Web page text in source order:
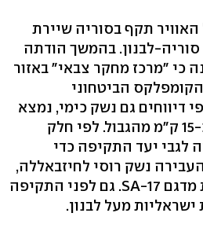
האוויר תקף בסוריה שיירת
סוריה-לבנון. בהמשך הודתה
כי "מרכז מחקר צבאי" באזור
הביטחוני
דיווחים גם נשק כימי, נמצא
בפאתי הבירה דמשק, כ-15 ק"מ מהגבול. לפי חלק
יעד התקיפה כדי
נשק רוסי לחיזבאללה,
ומערכות נ"מ מתקדמות מדגם SA-17. גם לפני התקיפה
ישראליות מעל לבנון.